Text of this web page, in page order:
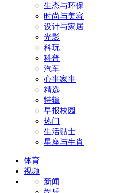
生态与环保
时尚与美容
设计与家居
光影
科玩
科普
汽车
心事家事
精选
特辑
早报校园
热门
生活贴士
星座与生肖
体育
视频
新闻